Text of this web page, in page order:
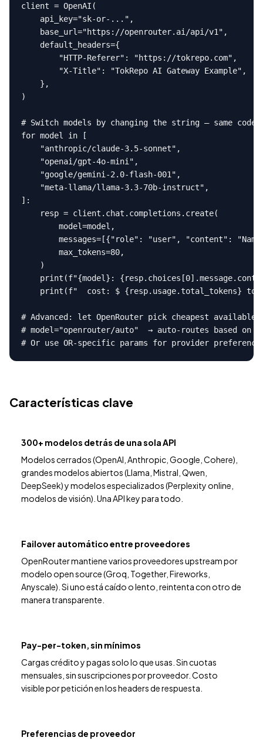
client = OpenAI(
    api_key="sk-or-...",
    base_url="https://openrouter.ai/api/v1",
    default_headers={
        "HTTP-Referer": "https://tokrepo.com",
        "X-Title": "TokRepo AI Gateway Example",
    },
)
# Switch models by changing the string — same code
for model in [
    "anthropic/claude-3.5-sonnet",
    "openai/gpt-4o-mini",
    "google/gemini-2.0-flash-001",
    "meta-llama/llama-3.3-70b-instruct",
]:
    resp = client.chat.completions.create(
        model=model,
messages=[{"role": "user", "content":
        max_tokens=80,
    )
print(f"{model}:
print(f"  cost: $ {resp.usage.total_tokens}
# Advanced: let OpenRouter pick cheapest available
# model="openrouter/auto"  → auto-routes based
# Or use OR-specific params for provider
Características clave
300+ modelos detrás de una sola API
Modelos cerrados (OpenAI, Anthropic, Google, Cohere),
grandes modelos abiertos (Llama, Mistral, Qwen,
DeepSeek) y modelos especializados (Perplexity online,
modelos de visión). Una API key para todo.
Failover automático entre proveedores
OpenRouter mantiene varios proveedores upstream por
modelo open source (Groq, Together, Fireworks,
Anyscale). Si uno está caído o lento, reintenta con otro de
manera transparente.
Pay-per-token, sin mínimos
Cargas crédito y pagas solo lo que usas. Sin cuotas
mensuales, sin suscripciones por proveedor. Costo
visible por petición en los headers de respuesta.
Preferencias de proveedor